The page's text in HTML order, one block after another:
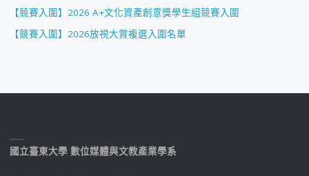
【競賽入圍】2026 A+文化資產創意獎學生組競賽入圍
【競賽入圍】2026放視大賞複選入圍名單
國立臺東大學 數位媒體與文教產業學系